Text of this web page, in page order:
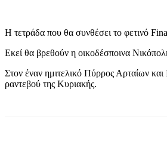
Η τετράδα που θα συνθέσει το φετινό
Εκεί θα βρεθούν η οικοδέσποινα
Στον έναν ημιτελικό Πύρρος Αρταίων
ραντεβού της Κυριακής.